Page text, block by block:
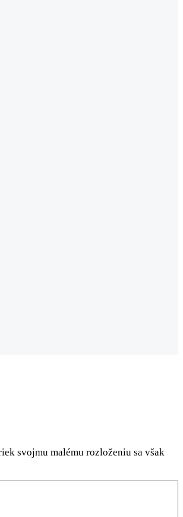
svojmu malému rozloženiu sa však